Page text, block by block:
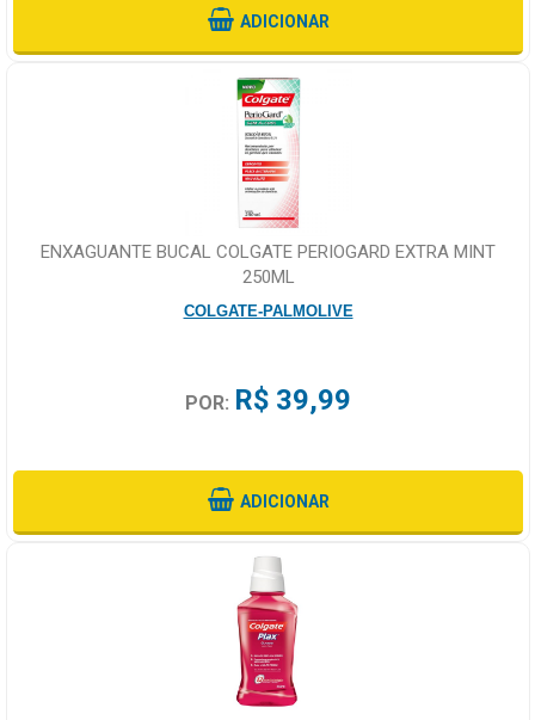
ADICIONAR
ENXAGUANTE BUCAL COLGATE PERIOGARD EXTRA MINT
250ML
COLGATE-PALMOLIVE
POR: R$ 39,99
ADICIONAR